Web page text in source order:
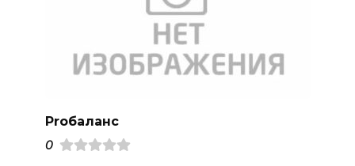
Proбаланс
0